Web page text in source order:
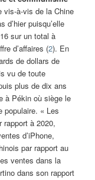
vis-à-vis de la Chine
d’hier puisqu’elle
sur un total à
d’affaires (2). En
de dollars de
vu de toute
plus de dix ans
à Pékin où siège le
populaire. « Les
rapport à 2020,
d’iPhone,
par rapport au
ventes dans la
dans son rapport